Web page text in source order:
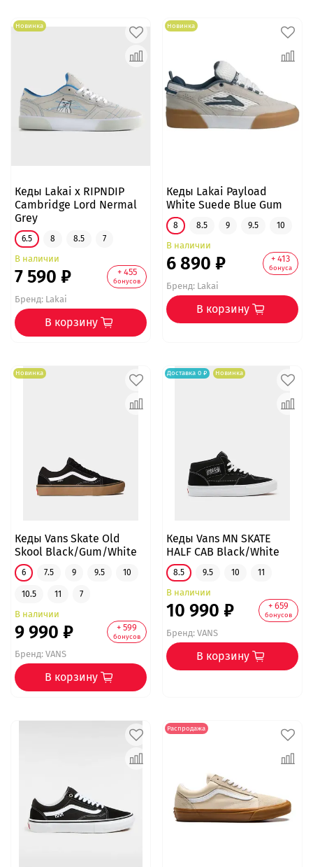
Новинка
Кеды Lakai x RIPNDIP
Cambridge Lord Nermal
Grey
6.5 8 8.5 7
В наличии
7 590 ₽ + 455
бонусов
Бренд:Lakai
В корзину
Новинка
Кеды Lakai Payload
White Suede Blue Gum
8 8.5 9 9.5 10
В наличии
6 890 ₽ + 413
бонуса
Бренд:Lakai
В корзину
Новинка
Кеды Vans Skate Old
Skool Black/Gum/White
6 7.5 9 9.5 10
10.5 11 7
В наличии
9 990 ₽ + 599
бонусов
Бренд:VANS
В корзину
Доставка 0 ₽ Новинка
Кеды Vans MN SKATE
HALF CAB Black/White
8.5 9.5 10 11
В наличии
10 990 ₽ + 659
бонусов
Бренд:VANS
В корзину
Распродажа